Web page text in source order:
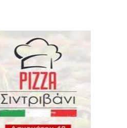
στις 21:00
2026